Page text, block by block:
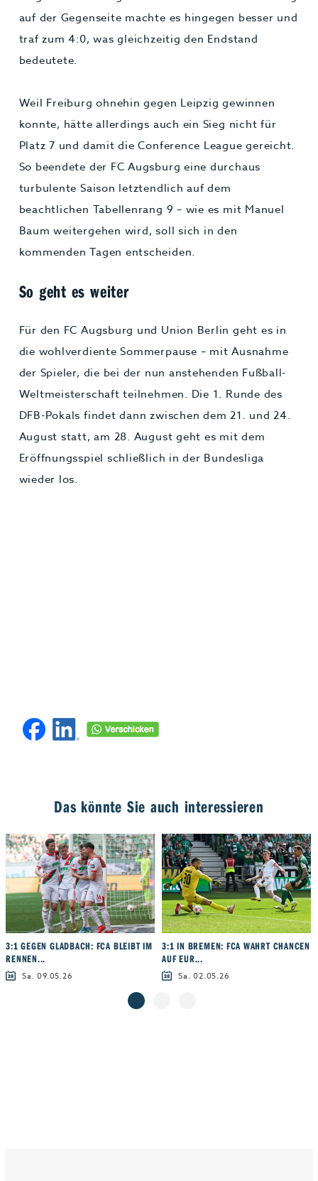
auf der Gegenseite machte es hingegen besser und
traf zum 4:0, was gleichzeitig den Endstand
bedeutete.
Weil Freiburg ohnehin gegen Leipzig gewinnen
konnte, hätte allerdings auch ein Sieg nicht für
Platz 7 und damit die Conference League gereicht.
So beendete der FC Augsburg eine durchaus
turbulente Saison letztendlich auf dem
beachtlichen Tabellenrang 9 – wie es mit Manuel
Baum weitergehen wird, soll sich in den
kommenden Tagen entscheiden.
So geht es weiter
Für den FC Augsburg und Union Berlin geht es in
die wohlverdiente Sommerpause – mit Ausnahme
der Spieler, die bei der nun anstehenden Fußball-
Weltmeisterschaft teilnehmen. Die 1. Runde des
DFB-Pokals findet dann zwischen dem 21. und 24.
August statt, am 28. August geht es mit dem
Eröffnungsspiel schließlich in der Bundesliga
wieder los.
Das könnte Sie auch interessieren
3:1 GEGEN GLADBACH: FCA BLEIBT IM
RENNEN...
Sa. 09.05.26
3:1 IN BREMEN: FCA WAHRT CHANCEN
AUF EUR...
Sa. 02.05.26